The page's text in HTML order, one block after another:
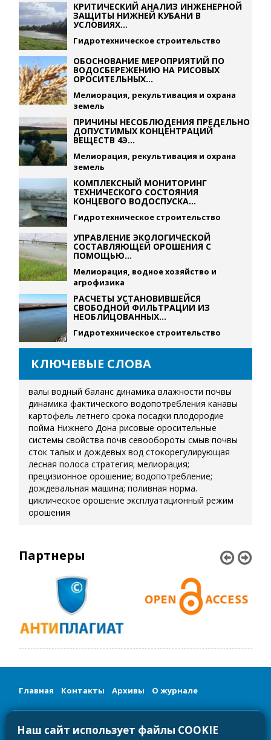
КРИТИЧЕСКИЙ АНАЛИЗ ИНЖЕНЕРНОЙ
ЗАЩИТЫ НИЖНЕЙ КУБАНИ В
УСЛОВИЯХ...
Гидротехническое строительство
ОБОСНОВАНИЕ МЕРОПРИЯТИЙ ПО
ВОДОСБЕРЕЖЕНИЮ НА РИСОВЫХ
ОРОСИТЕЛЬНЫХ...
Мелиорация, рекультивация и охрана
земель
ПРИЧИНЫ НЕСОБЛЮДЕНИЯ ПРЕДЕЛЬНО
ДОПУСТИМЫХ КОНЦЕНТРАЦИЙ
ВЕЩЕСТВ 4Э...
Мелиорация, рекультивация и охрана
земель
КОМПЛЕКСНЫЙ МОНИТОРИНГ
ТЕХНИЧЕСКОГО СОСТОЯНИЯ
КОНЦЕВОГО ВОДОСПУСКА...
Гидротехническое строительство
УПРАВЛЕНИЕ ЭКОЛОГИЧЕСКОЙ
СОСТАВЛЯЮЩЕЙ ОРОШЕНИЯ С
ПОМОЩЬЮ...
Мелиорация, водное хозяйство и
агрофизика
РАСЧЕТЫ УСТАНОВИВШЕЙСЯ
СВОБОДНОЙ ФИЛЬТРАЦИИ ИЗ
НЕОБЛИЦОВАННЫХ...
Гидротехническое строительство
КЛЮЧЕВЫЕ СЛОВА
валы водный баланс динамика влажности почвы
динамика фактического водопотребления канавы
картофель летнего срока посадки плодородие
пойма Нижнего Дона рисовые оросительные
системы свойства почв севообороты смыв почвы
сток талых и дождевых вод стокорегулирующая
лесная полоса стратегия; мелиорация;
прецизионное орошение; водопотребление;
дождевальная машина; поливная норма.
циклическое орошение эксплуатационный режим
орошения
Партнеры
Наш сайт использует файлы COOKIE
Главная Контакты Архивы О журнале
Сетевое издание «Мелиорация и гидротехника/Land
Reclamation and Hydraulic Engineering»